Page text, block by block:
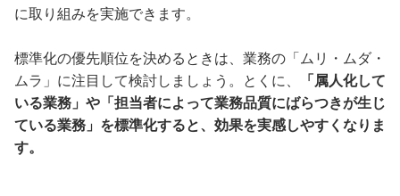
に取り組みを実施できます。
標準化の優先順位を決めるときは、業務の「ムリ・ムダ・
ムラ」に注目して検討しましょう。とくに、
「属人化して
いる業務」や「担当者によって業務品質にばらつきが生じ
ている業務」を標準化すると、効果を実感しやすくなりま
す。